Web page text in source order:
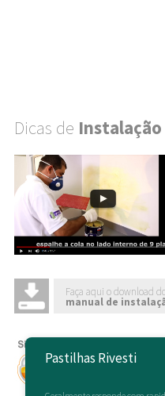
Dicas de Instalação
Faça aqui o download
manual de
Pastilhas Rivesti